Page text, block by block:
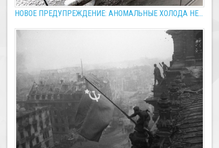
НОВОЕ ПРЕДУПРЕЖДЕНИЕ: АНОМАЛЬНЫЕ ХОЛОДА НЕ...